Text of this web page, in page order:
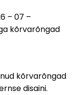
– 07 –
kõrvarõngad
kõrvarõngad
disaini.